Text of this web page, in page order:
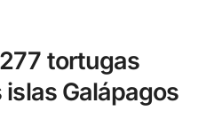
tortugas
Galápagos